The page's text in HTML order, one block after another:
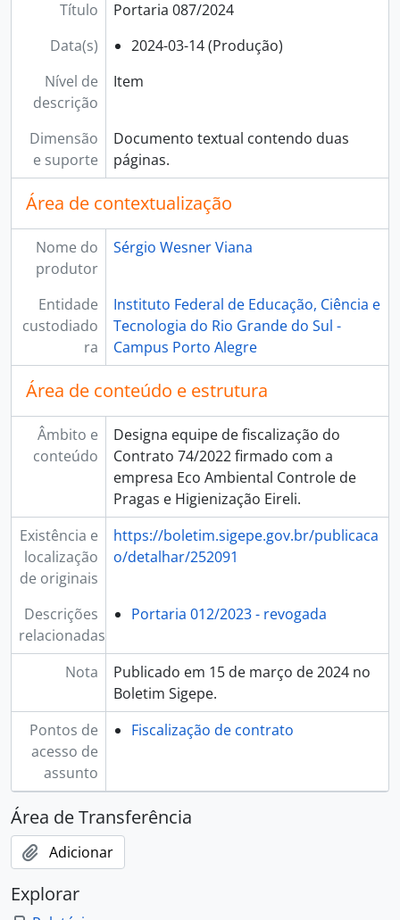
Título
Portaria 087/2024
Data(s)
2024-03-14 (Produção)
Nível de
descrição
Item
Dimensão
e suporte
Documento textual contendo duas
páginas.
Área de contextualização
Nome do
produtor
Sérgio Wesner Viana
Entidade
custodiado
ra
Instituto Federal de Educação, Ciência e
Tecnologia do Rio Grande do Sul -
Campus Porto Alegre
Área de conteúdo e estrutura
Âmbito e
conteúdo
Designa equipe de fiscalização do
Contrato 74/2022 firmado com a
empresa Eco Ambiental Controle de
Pragas e Higienização Eireli.
Existência e
localização
de originais
https://boletim.sigepe.gov.br/publicaca
o/detalhar/252091
Descrições
relacionadas
Portaria 012/2023 - revogada
Nota
Publicado em 15 de março de 2024 no
Boletim Sigepe.
Pontos de
acesso de
assunto
Fiscalização de contrato
Área de Transferência
Adicionar
Explorar